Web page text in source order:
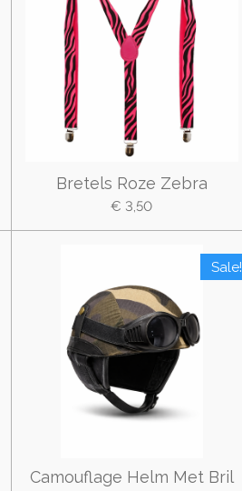
Bretels Roze Zebra
€ 3,50
Sale!
Camouflage Helm Met Bril